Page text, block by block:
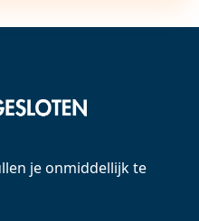
je onmiddellijk te